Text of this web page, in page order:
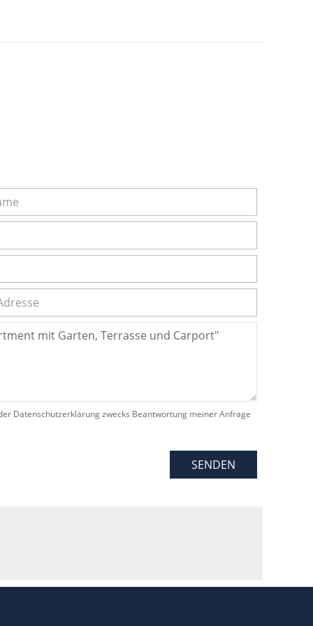
Datenschutzerklärung zwecks Beantwortung meiner Anfrage
SENDEN